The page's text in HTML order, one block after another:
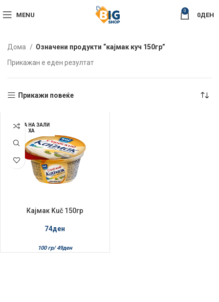
MENU
0
0ДЕН
Дома
Означени продукти “кајмак куч 150гр”
Прикажан е еден резултат
Прикажи повеќе
НЕМА НА ЗАЛИ
ХА
Кајмак Kuč 150гр
74ден
100 гр/ 49ден